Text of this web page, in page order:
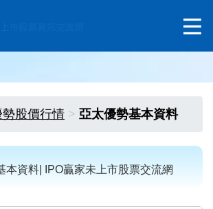
勢股價行情 亞太優勢基本資料
本資料| IPO贏家未上市股票交流網